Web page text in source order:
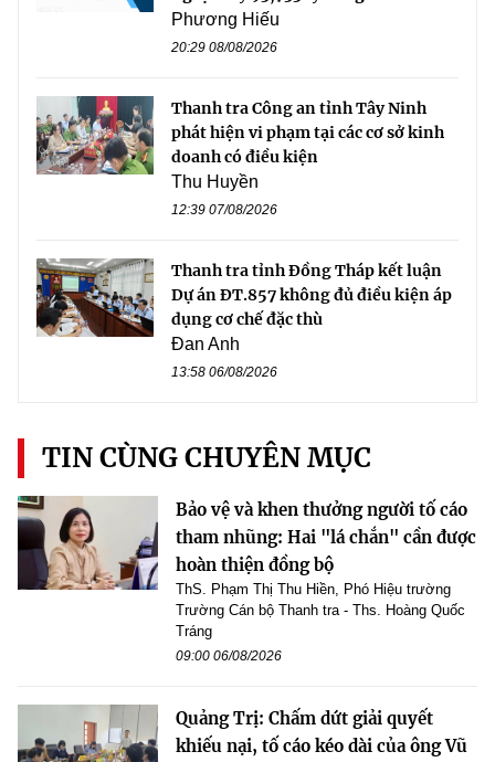
Phương Hiếu
20:29 08/08/2026
Thanh tra Công an tỉnh Tây Ninh
phát hiện vi phạm tại các cơ sở kinh
doanh có điều kiện
Thu Huyền
12:39 07/08/2026
Thanh tra tỉnh Đồng Tháp kết luận
Dự án ĐT.857 không đủ điều kiện áp
dụng cơ chế đặc thù
Đan Anh
13:58 06/08/2026
TIN CÙNG CHUYÊN MỤC
Bảo vệ và khen thưởng người tố cáo
tham nhũng: Hai "lá chắn" cần được
hoàn thiện đồng bộ
ThS. Phạm Thị Thu Hiền, Phó Hiệu trường
Trường Cán bộ Thanh tra - Ths. Hoàng Quốc
Tráng
09:00 06/08/2026
Quảng Trị: Chấm dứt giải quyết
khiếu nại, tố cáo kéo dài của ông Vũ